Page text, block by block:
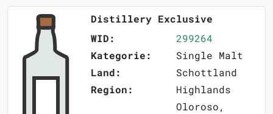
Distillery Exclusive
WID:
299264
Kategorie:
Single Malt
Land:
Schottland
Region:
Highlands
Oloroso,